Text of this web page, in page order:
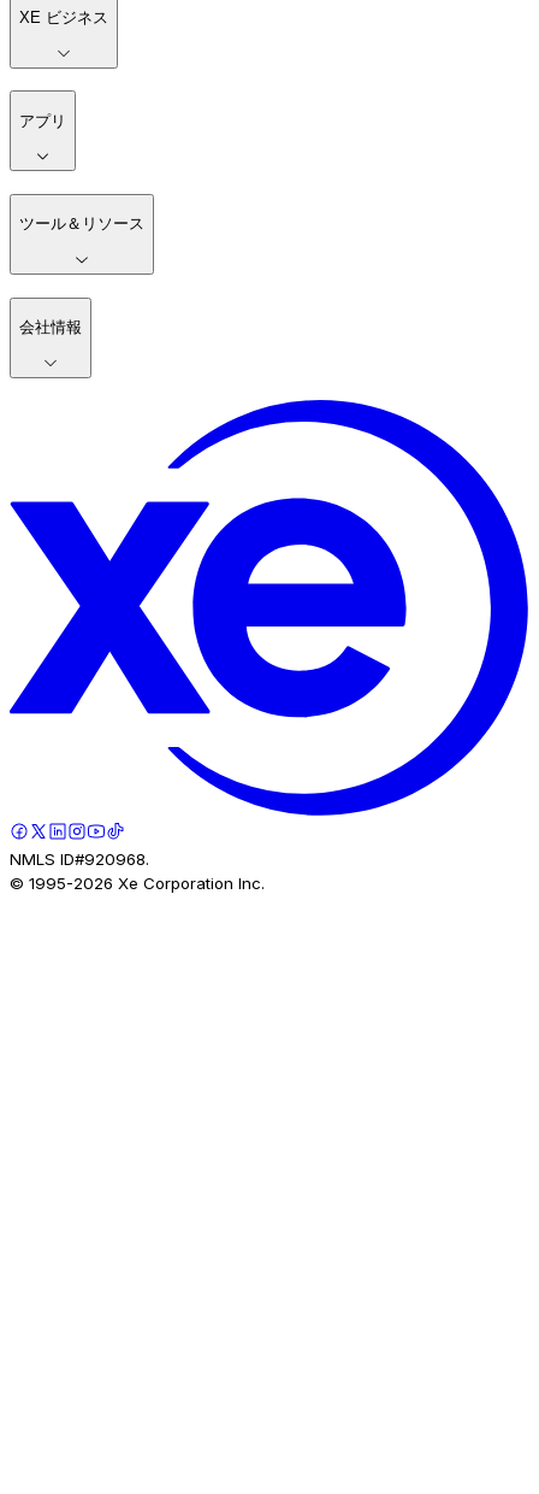
XE ビジネス
アプリ
ツール＆リソース
会社情報
NMLS ID#920968.
© 1995-2026 Xe Corporation Inc.